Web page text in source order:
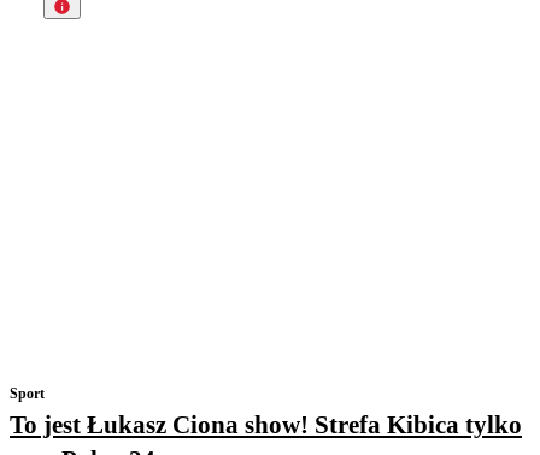
Sport
To jest Łukasz Ciona show! Strefa Kibica tylko